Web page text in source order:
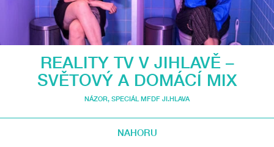
REALITY TV V JIHLAVĚ –
SVĚTOVÝ A DOMÁCÍ MIX
NÁZOR, SPECIÁL MFDF JI.HLAVA
NAHORU